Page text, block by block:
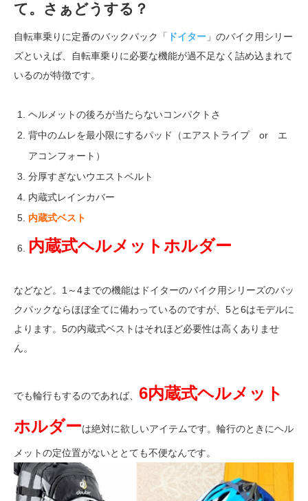
て。さぁどうする？
自転車乗りに定番のバックパック「 ドイター 」のバイク用シリー
ズといえば、自転車乗りに必要な機能が過不足なく詰め込まれて
いるのが特徴です。
ヘルメットの後ろが当たらないコンパクトさ
背中のムレを最小限にするパッド（エアストライプ or エ
アコンフォート）
分厚すぎないウエストベルト
内蔵式レインカバー
内蔵式ベスト
内蔵式ヘルメットホルダー
などなど。1～4までの機能はドイターのバイク用シリーズのバッ
クパックならほぼ全てに備わっているのですが、5と6はモデルに
よります。5の内蔵式ベストはそれほど必要性は高くありませ
ん。
でも輪行もするのであれば、 6内蔵式ヘルメット
ホルダーは絶対に欲しいアイテムです。輪行のときにヘル
メットの定位置がないととても不便なんです。